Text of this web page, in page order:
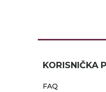
KORISNIČKA
FAQ